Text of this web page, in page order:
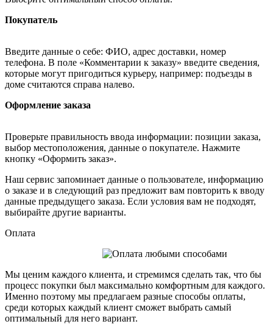
Покупатель
Введите данные о себе: ФИО, адрес доставки, номер
телефона. В поле «Комментарии к заказу» введите сведения,
которые могут пригодиться курьеру, например: подъезды в
доме считаются справа налево.
Оформление заказа
Проверьте правильность ввода информации: позиции заказа,
выбор местоположения, данные о покупателе. Нажмите
кнопку «Оформить заказ».
Наш сервис запоминает данные о пользователе, информацию
о заказе и в следующий раз предложит вам повторить к вводу
данные предыдущего заказа. Если условия вам не подходят,
выбирайте другие варианты.
Оплата
Мы ценим каждого клиента, и стремимся сделать так, что бы
процесс покупки был максимально комфортным для каждого.
Именно поэтому мы предлагаем разные способы оплаты,
среди которых каждый клиент сможет выбрать самый
оптимальный для него вариант.